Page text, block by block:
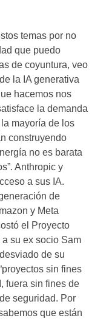
temas por no
que puedo
de coyuntura, veo
la IA generativa
hacemos nos
la demanda
mayoría de los
construyendo
no es barata
Anthropic y
a sus IA.
de
y Meta
el Proyecto
su ex socio Sam
de su
sin fines
fuera sin fines de
seguridad. Por
que están